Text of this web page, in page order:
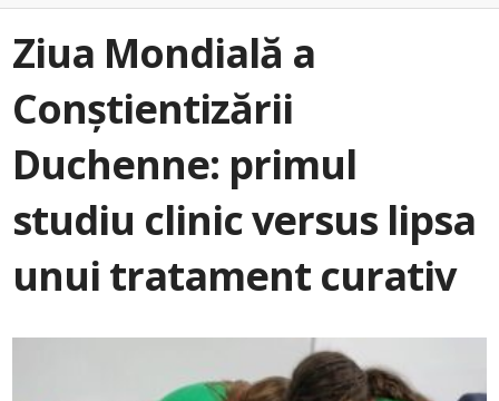
Ziua Mondială a
Conștientizării
Duchenne: primul
studiu clinic versus lipsa
unui tratament curativ